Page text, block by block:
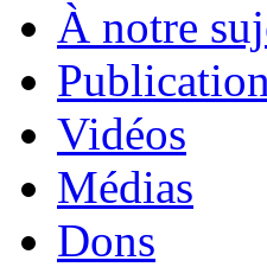
À notre
Vidéos
Médias
Dons